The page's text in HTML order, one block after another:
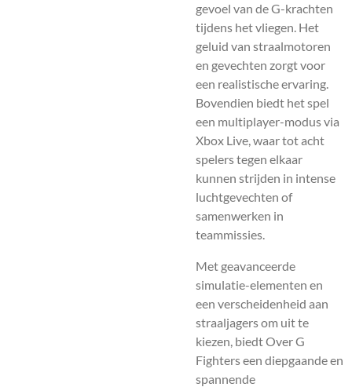
gevoel van de G-krachten
tijdens het vliegen. Het
geluid van straalmotoren
en gevechten zorgt voor
een realistische ervaring.
Bovendien biedt het spel
een multiplayer-modus via
Xbox Live, waar tot acht
spelers tegen elkaar
kunnen strijden in intense
luchtgevechten of
samenwerken in
teammissies.
Met geavanceerde
simulatie-elementen en
een verscheidenheid aan
straaljagers om uit te
kiezen, biedt Over G
Fighters een diepgaande en
spannende